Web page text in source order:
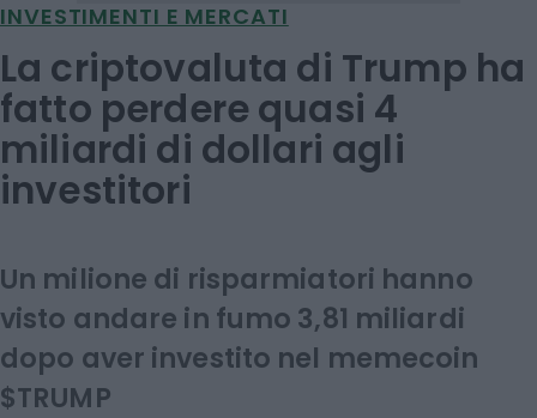
INVESTIMENTI E MERCATI
La criptovaluta di Trump ha
fatto perdere quasi 4
miliardi di dollari agli
investitori
Un milione di risparmiatori hanno
visto andare in fumo 3,81 miliardi
dopo aver investito nel memecoin
$TRUMP